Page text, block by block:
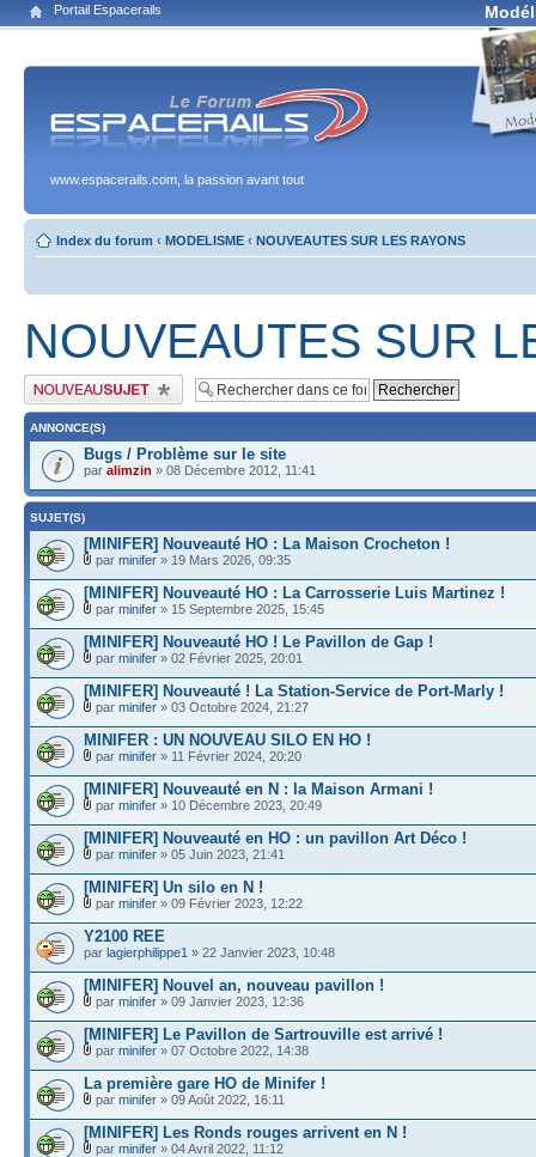
Portail Espacerails
www.espacerails.com, la passion avant tout
Index du forum ‹ MODELISME ‹ NOUVEAUTES SUR LES RAYONS
NOUVEAUTES SUR
Publier un nouveau sujet
ANNONCE(S)
Bugs / Problème sur le site
par alimzin » 08 Décembre 2012, 11:41
SUJET(S)
[MINIFER] Nouveauté HO : La Maison Crocheton !
par minifer » 19 Mars 2026, 09:35
[MINIFER] Nouveauté HO : La Carrosserie Luis Martinez !
par minifer » 15 Septembre 2025, 15:45
[MINIFER] Nouveauté HO ! Le Pavillon de Gap !
par minifer » 02 Février 2025, 20:01
[MINIFER] Nouveauté ! La Station-Service de Port-Marly !
par minifer » 03 Octobre 2024, 21:27
MINIFER : UN NOUVEAU SILO EN HO !
par minifer » 11 Février 2024, 20:20
[MINIFER] Nouveauté en N : la Maison Armani !
par minifer » 10 Décembre 2023, 20:49
[MINIFER] Nouveauté en HO : un pavillon Art Déco !
par minifer » 05 Juin 2023, 21:41
[MINIFER] Un silo en N !
par minifer » 09 Février 2023, 12:22
Y2100 REE
par lagierphilippe1 » 22 Janvier 2023, 10:48
[MINIFER] Nouvel an, nouveau pavillon !
par minifer » 09 Janvier 2023, 12:36
[MINIFER] Le Pavillon de Sartrouville est arrivé !
par minifer » 07 Octobre 2022, 14:38
La première gare HO de Minifer !
par minifer » 09 Août 2022, 16:11
[MINIFER] Les Ronds rouges arrivent en N !
par minifer » 04 Avril 2022, 11:12